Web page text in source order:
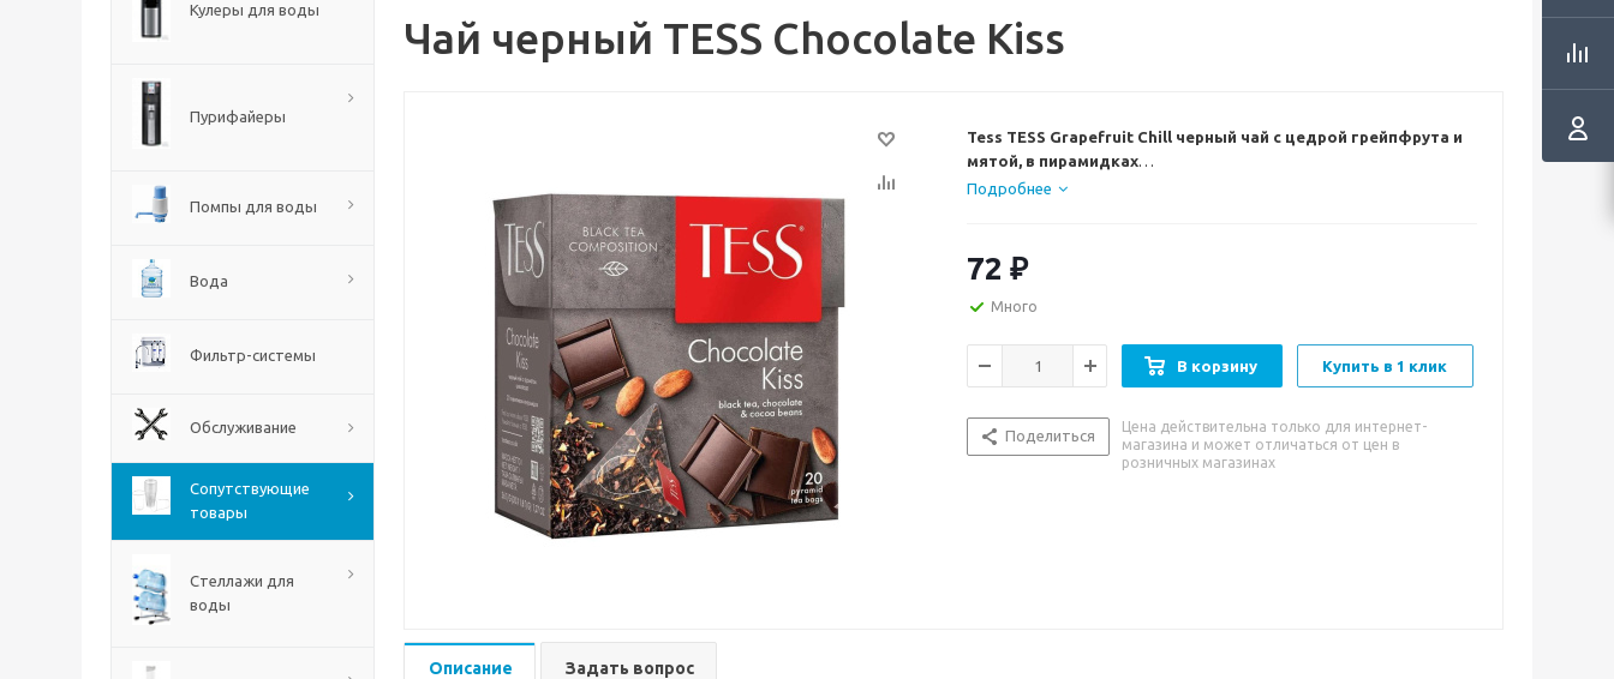
Кулеры для воды
Пурифайеры
Помпы для воды
Вода
Фильтр-системы
Обслуживание
Сопутствующие
товары
Стеллажи для
воды
Чай черный TESS Choсolate Kiss
Tess TESS Grapefruit Chill черный чай с цедрой грейпфрута и
мятой, в пирамидках
Ключ к хорошему настроению – черный чай Grapefruit Chill. Свежая
Тип чая: черный фруктовый травяной листовой
ароматизированный
Состав: чай черный байховый, мята, ароматизатор "грейпфрут",
Вкус: грейпфрут, лемонграсс, мята
Подробнее
72 ₽
Много
В корзину Купить в 1 клик
Поделиться
Цена действительна только для интернет-
магазина и может отличаться от цен в
розничных магазинах
Описание Задать вопрос